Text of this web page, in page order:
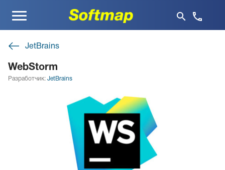
Меню
JetBrains
WebStorm
Разработчик: JetBrains